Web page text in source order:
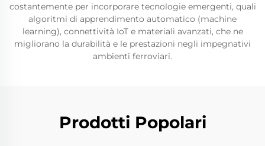
costantemente per incorporare tecnologie emergenti, quali
algoritmi di apprendimento automatico (machine
learning), connettività IoT e materiali avanzati, che ne
migliorano la durabilità e le prestazioni negli impegnativi
ambienti ferroviari.
Prodotti Popolari